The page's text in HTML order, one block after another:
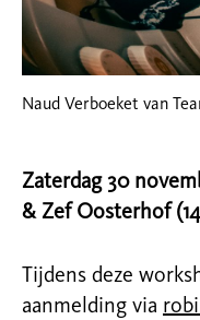
Naud Verboeket van
Zaterdag 30
& Zef Oosterhof
Tijdens deze
aanmelding via